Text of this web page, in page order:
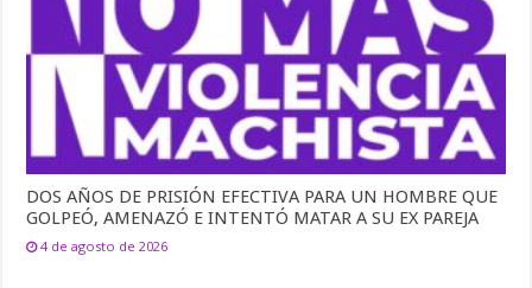
DOS AÑOS DE PRISIÓN EFECTIVA PARA UN HOMBRE QUE
GOLPEÓ, AMENAZÓ E INTENTÓ MATAR A SU EX PAREJA
4 de agosto de 2026